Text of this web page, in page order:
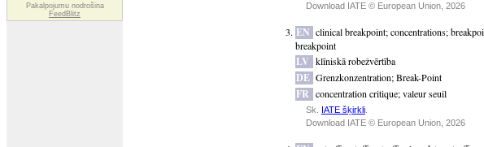
Pakalpojumu nodrošina
FeedBlitz
Download IATE © European Union, 2026
EN clinical breakpoint;concentrations;
breakpoint
LV klīniskā robežvērtība
DE Grenzkonzentration;Break-Point
FR concentration critique;valeur seuil
Sk. IATE šķirkli
Download IATE © European Union, 2026